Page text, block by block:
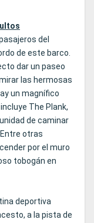
del
de este barco.
dar un paseo
las hermosas
un magnífico
The Plank,
de caminar
otras
por el muro
tobogán en
deportiva
a la pista de